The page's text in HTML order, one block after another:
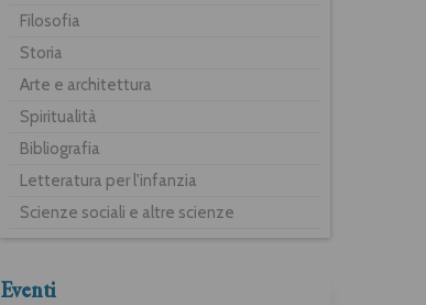
Filosofia
Storia
Arte e architettura
Spiritualità
Bibliografia
Letteratura per l'infanzia
Scienze sociali e altre scienze
Eventi